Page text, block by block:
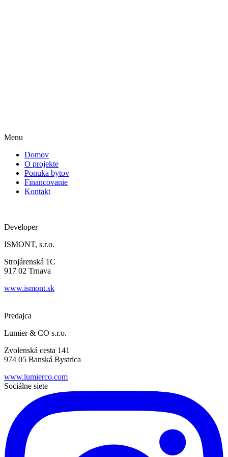
Menu
Domov
O projekte
Ponuka bytov
Financovanie
Kontakt
Developer
ISMONT, s.r.o.
Strojárenská 1C
917 02 Trnava
www.ismont.sk
Predajca
Lumier & CO s.r.o.
Zvolenská cesta 141
974 05 Banská Bystrica
www.lumierco.com
Sociálne siete